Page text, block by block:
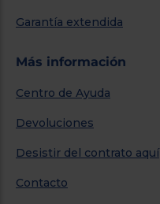
Garantía extendida
Más información
Centro de Ayuda
Devoluciones
Desistir del contrato aquí
Contacto